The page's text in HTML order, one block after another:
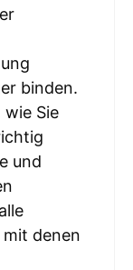
binden.
wie Sie
und
denen